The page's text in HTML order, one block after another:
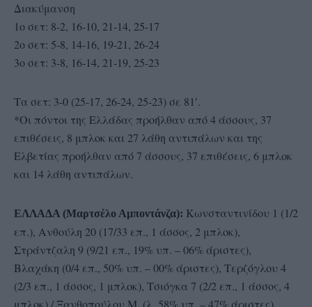
Διακύμανση
1ο σετ: 8-2, 16-10, 21-14, 25-17
2ο σετ: 5-8, 14-16, 19-21, 26-24
3ο σετ: 3-8, 16-14, 21-19, 25-23
Τα σετ: 3-0 (25-17, 26-24, 25-23) σε 81′.
*Οι πόντοι της Ελλάδας προήλθαν από 4 άσσους, 37
επιθέσεις, 8 μπλοκ και 27 λάθη αντιπάλων και της
Ελβετίας προήλθαν από 7 άσσους, 37 επιθέσεις, 6 μπλοκ
και 14 λάθη αντιπάλων.
ΕΛΛΑΔΑ (Μαρτσέλο Αμποντάνζα): Κωνσταντινίδου 1 (1/2
επ.), Ανθούλη 20 (17/33 επ., 1 άσσος, 2 μπλοκ),
Στράντζαλη 9 (9/21 επ., 19% υπ. – 06% άριστες),
Βλαχάκη (0/4 επ., 50% υπ. – 00% άριστες), Τερζόγλου 4
(2/3 επ., 1 άσσος, 1 μπλοκ), Τσιόγκα 7 (2/2 επ., 1 άσσος, 4
μπλοκ) / Ξανθοπούλου Μ. (λ, 58% υπ. – 47% άριστες),